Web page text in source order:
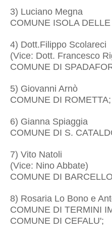
3) Luciano Megna
COMUNE ISOLA
4) Dott.Filippo Scolareci
(Vice: Dott. Francesco
COMUNE DI
5) Giovanni Arnò
COMUNE DI ROMETTA;
6) Gianna Spiaggia
COMUNE DI S.
7) Vito Natoli
(Vice: Nino Abbate)
COMUNE DI
8) Rosaria Lo Bono e
COMUNE DI TERMINI
COMUNE DI CEFALU';